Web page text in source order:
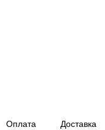
Оплата Доставка